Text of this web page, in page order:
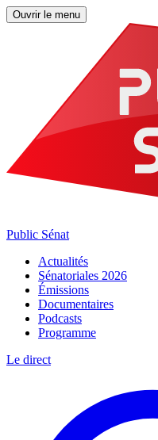
Ouvrir le menu
Public Sénat
Actualités
Sénatoriales 2026
Émissions
Documentaires
Podcasts
Programme
Le direct